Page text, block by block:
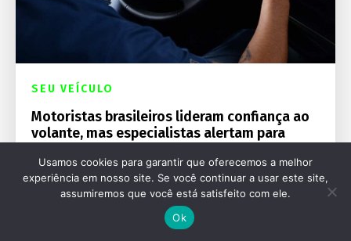
SEU VEÍCULO
Motoristas brasileiros lideram confiança ao
volante, mas especialistas alertam para
Usamos cookies para garantir que oferecemos a melhor
experiência em nosso site. Se você continuar a usar este site,
assumiremos que você está satisfeito com ele.
Ok